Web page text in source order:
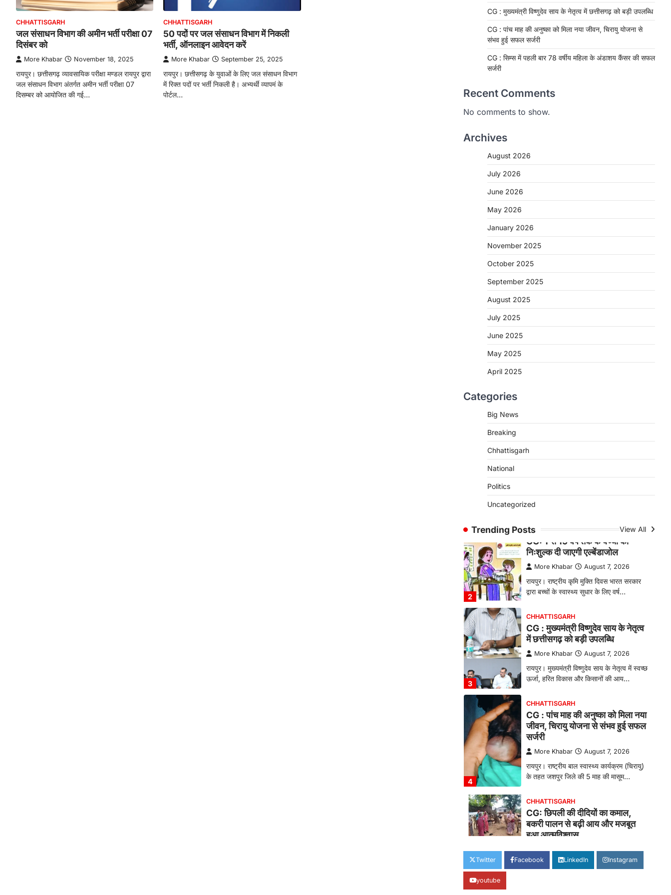
CHHATTISGARH
जल संसाधन विभाग की अमीन भर्ती परीक्षा 07
दिसंबर को
More Khabar November 18, 2025
रायपुर। छत्तीसगढ़ व्यावसायिक परीक्षा मण्डल रायपुर द्वारा
जल संसाधन विभाग अंतर्गत अमीन भर्ती परीक्षा 07
दिसम्बर को आयोजित की गई…
CHHATTISGARH
50 पदों पर जल संसाधन विभाग में निकली
भर्ती, ऑनलाइन आवेदन करें
More Khabar September 25, 2025
रायपुर। छत्तीसगढ़ के युवाओं के लिए जल संसाधन विभाग
में रिक्त पदों पर भर्ती निकली है। अभ्यर्थी व्यापमं के
पोर्टल…
CG : मुख्यमंत्री विष्णुदेव साय के नेतृत्व में छत्तीसगढ़ को बड़ी उपलब्धि
CG : पांच माह की अनुष्का को मिला नया जीवन, चिरायु योजना से
संभव हुई सफल सर्जरी
CG : सिम्स में पहली बार 78 वर्षीय महिला के अंडाशय कैंसर की सफल
सर्जरी
Recent Comments
No comments to show.
Archives
August 2026
July 2026
June 2026
May 2026
January 2026
November 2025
October 2025
September 2025
August 2025
July 2025
June 2025
May 2025
April 2025
Categories
Big News
Breaking
Chhattisgarh
National
Politics
Uncategorized
Trending Posts View All
CHHATTISGARH
निःशुल्क दी जाएगी एल्बेंडाजोल
CHHATTISGARH
CG : मुख्यमंत्री विष्णुदेव साय के नेतृत्व
में छत्तीसगढ़ को बड़ी उपलब्धि
More Khabar
रायपुर। मुख्यमंत्री विष्णुदेव साय के नेतृत्व में स्वच्छ
ऊर्जा, हरित विकास और किसानों की आय…
CG : पांच माह की अनुष्का को मिला नया
CG: छिपली की दीदियों का कमाल,
बकरी पालन से बढ़ी आय और मजबूत
More Khabar August 7, 2026
रायपुर। ग्रामीण महिलाओं को आर्थिक रूप से
सशक्त बनाने की दिशा में जिले के नगरी…
2
CHHATTISGARH
CG: 1 से 19 वर्ष तक के बच्चों को
निःशुल्क दी जाएगी एल्बेंडाजोल
More Khabar August 7, 2026
रायपुर। राष्ट्रीय कृमि मुक्ति दिवस भारत सरकार
द्वारा बच्चों के स्वास्थ्य सुधार के लिए वर्ष…
3
CHHATTISGARH
CG : मुख्यमंत्री विष्णुदेव साय के नेतृत्व
में छत्तीसगढ़ को बड़ी उपलब्धि
More Khabar August 7, 2026
रायपुर। मुख्यमंत्री विष्णुदेव साय के नेतृत्व में स्वच्छ
ऊर्जा, हरित विकास और किसानों की आय…
4
CHHATTISGARH
CG : पांच माह की अनुष्का को मिला नया
जीवन, चिरायु योजना से संभव हुई सफल
सर्जरी
More Khabar August 7, 2026
रायपुर। राष्ट्रीय बाल स्वास्थ्य कार्यक्रम (चिरायु)
के तहत जशपुर जिले की 5 माह की मासूम…
1
CHHATTISGARH
CG: छिपली की दीदियों का कमाल,
बकरी पालन से बढ़ी आय और मजबूत
हुआ आत्मविश्वास
More Khabar August 7, 2026
रायपुर। ग्रामीण महिलाओं को आर्थिक रूप से
Twitter Facebook LinkedIn Instagram
youtube